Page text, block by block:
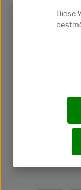
Über uns
Newsletter
Unsere
Diese